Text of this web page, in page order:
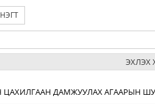
ЭХЛЭХ
ЦАХИЛГААН ДАМЖУУЛАХ АГААРЫН